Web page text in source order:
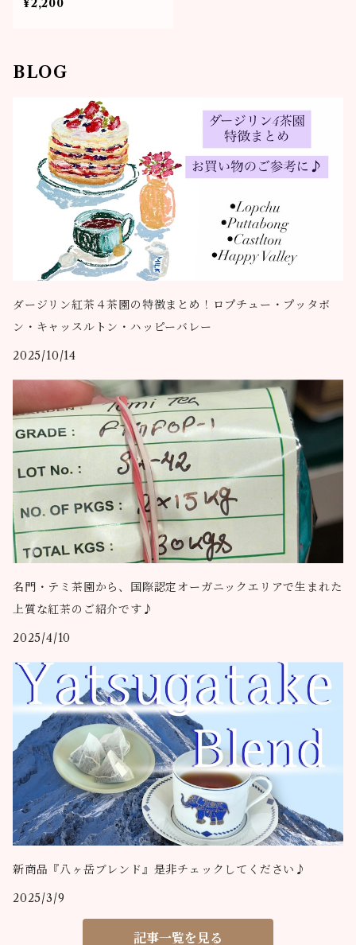
¥2,200
BLOG
ダージリン紅茶４茶園の特徴まとめ！ロプチュー・プッタボ
ン・キャッスルトン・ハッピーバレー
2025/10/14
名門・テミ茶園から、国際認定オーガニックエリアで生まれた
上質な紅茶のご紹介です♪
2025/4/10
新商品『八ヶ岳ブレンド』是非チェックしてください♪
2025/3/9
記事一覧を見る